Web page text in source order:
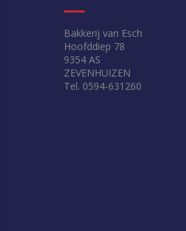
Bakkerij van Esch
Hoofddiep 78
9354 AS
ZEVENHUIZEN
Tel. 0594-631260